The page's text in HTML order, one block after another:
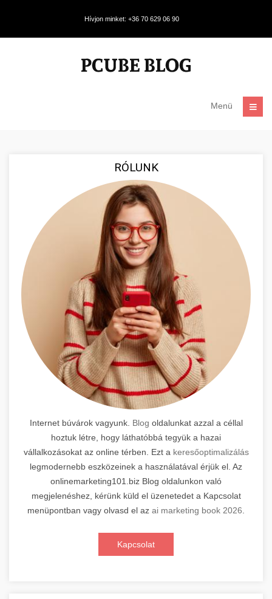
Hívjon minket: +36 70 629 06 90
Menü
RÓLUNK
Internet búvárok vagyunk. Blog oldalunkat azzal a céllal
hoztuk létre, hogy láthatóbbá tegyük a hazai
vállalkozásokat az online térben. Ezt a keresőoptimalizálás
legmodernebb eszközeinek a használatával érjük el. Az
onlinemarketing101.biz Blog oldalunkon való
megjelenéshez, kérünk küld el üzenetedet a Kapcsolat
menüpontban vagy olvasd el az ai marketing book 2026
Kapcsolat